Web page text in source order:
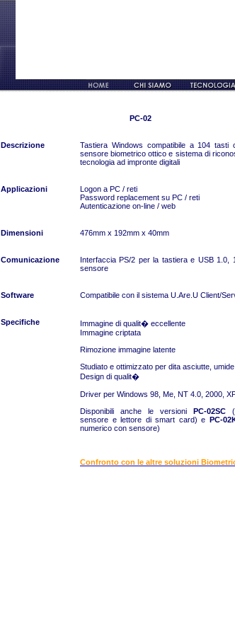
PC-02
Descrizione
Tastiera Windows compatibile a 104 tasti
sensore biometrico ottico e sistema di
tecnologia ad impronte digitali
Applicazioni
Logon a PC / reti
Password replacement su PC / reti
Autenticazione on-line / web
Dimensioni 476mm x 192mm x 40mm
Comunicazione
Interfaccia PS/2 per la tastiera e USB 1.0,
sensore
Software Compatibile con il sistema U.Are.U Client/
Specifiche
Immagine di qualit� eccellente
Immagine criptata
Rimozione immagine latente
Studiato e ottimizzato per dita asciutte,
Design di qualit�
Driver per Windows 98, Me, NT 4.0, 2000,
Disponibili anche le versioni PC-02SC
sensore e lettore di smart card) e PC-
numerico con sensore)
Confronto con le altre soluzioni